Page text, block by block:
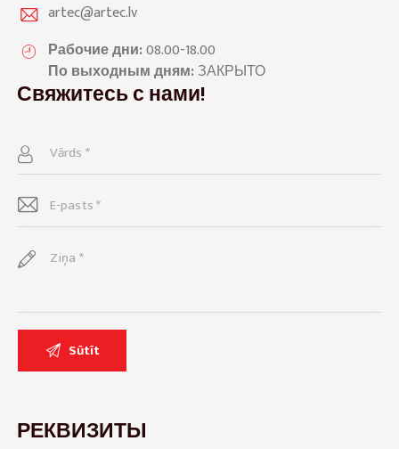
artec@artec.lv
Рабочие дни:08.00-18.00
По выходным дням: ЗАКРЫТО
Свяжитесь с нами!
РЕКВИЗИТЫ